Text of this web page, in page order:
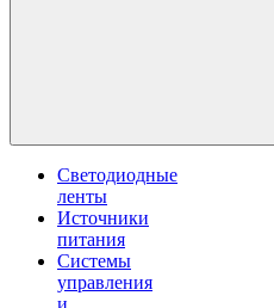
Светодиодные
ленты
Источники
питания
Системы
управления
и